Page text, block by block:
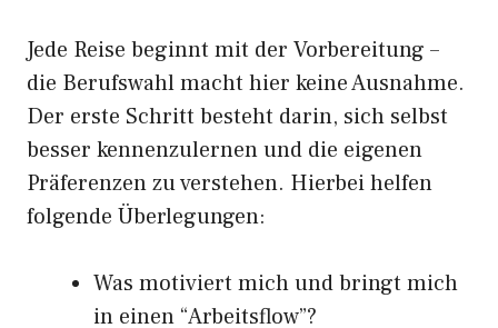
Jede Reise beginnt mit der Vorbereitung –
die Berufswahl macht hier keine Ausnahme.
Der erste Schritt besteht darin, sich selbst
besser kennenzulernen und die eigenen
Präferenzen zu verstehen. Hierbei helfen
folgende Überlegungen:
Was motiviert mich und bringt mich
in einen “Arbeitsflow”?